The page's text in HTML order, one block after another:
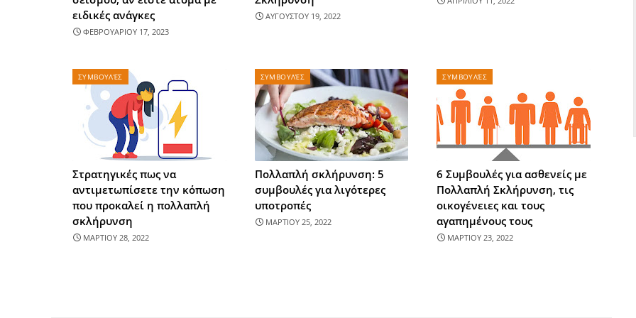
ειδικές ανάγκες
ΦΕΒΡΟΥΑΡΙΟΥ 17, 2023
ΑΥΓΟΥΣΤΟΥ 19, 2022
ΣΥΜΒΟΥΛΈΣ
Στρατηγικές πως να
αντιμετωπίσετε την κόπωση
που προκαλεί η πολλαπλή
σκλήρυνση
ΜΑΡΤΙΟΥ 28, 2022
ΣΥΜΒΟΥΛΈΣ
Πολλαπλή σκλήρυνση: 5
συμβουλές για λιγότερες
υποτροπές
ΜΑΡΤΙΟΥ 25, 2022
ΣΥΜΒΟΥΛΈΣ
6 Συμβουλές για ασθενείς με
Πολλαπλή Σκλήρυνση, τις
οικογένειες και τους
αγαπημένους τους
ΜΑΡΤΙΟΥ 23, 2022